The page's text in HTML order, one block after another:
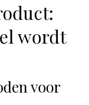
wordt
voor